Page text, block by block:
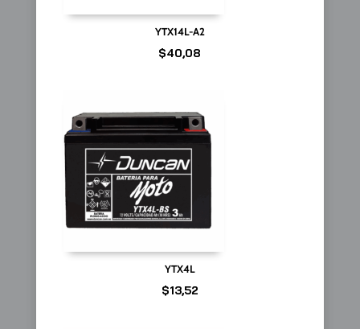
YTX14L-A2
$40,08
YTX4L
$13,52